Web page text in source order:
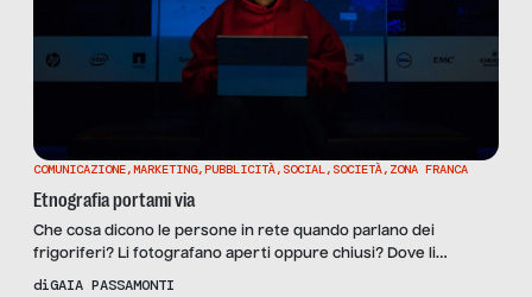
COMUNICAZIONE,MARKETING,PUBBLICITÀ, SOCIAL, SOCIETÀ, ZONA FRANCA
Etnografia portami via
Che cosa dicono le persone in rete quando parlano dei
frigoriferi? Li fotografano aperti oppure chiusi? Dove li
collocano all’interno delle loro case? Che cosa ci mettono
diGAIA PASSAMONTI